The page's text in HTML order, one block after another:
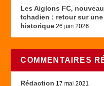
Les Aiglons FC,
tchadien : retour sur
historique 26 juin 2026
COMMENTAIRES
Rédaction 17 mai 2021